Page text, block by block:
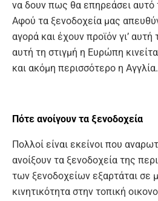
να δουν πως θα επηρεάσει αυτό
Αφού τα ξενοδοχεία μας
αγορά και έχουν προϊόν γι’
αυτή τη στιγμή η Ευρώπη
και ακόμη περισσότερο η Αγγλία.
Πότε ανοίγουν τα ξενοδοχεία
Πολλοί είναι εκείνοι που
ανοίξουν τα ξενοδοχεία της
των ξενοδοχείων εξαρτάται σε
κινητικότητα στην τοπική